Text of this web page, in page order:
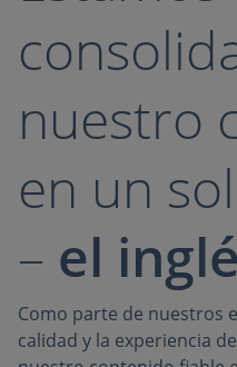
nuestro
en un
– el
Como parte de nuestros
calidad y la experiencia